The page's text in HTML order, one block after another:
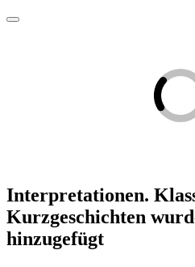
Interpretationen.
Kurzgeschichten
hinzugefügt